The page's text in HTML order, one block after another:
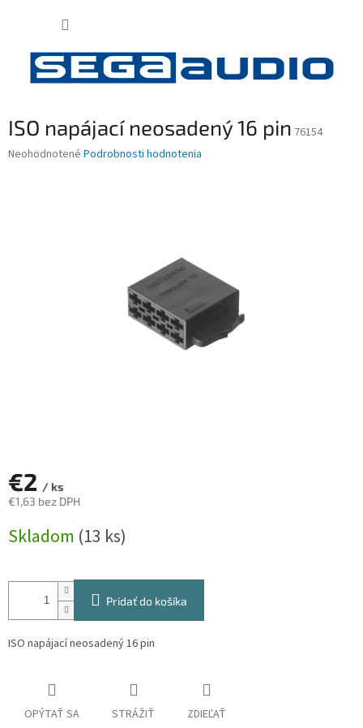
ISO napájací neosadený 16 pin 76154
Priemerné
Neohodnotené Podrobnosti hodnotenia
€2 / ks
€1,63 bez DPH
cena:
Skladom (13 ks)
Pridať do košíka
ISO napájací neosadený 16 pin
OPÝTAŤ SA STRÁŽIŤ ZDIEĽAŤ